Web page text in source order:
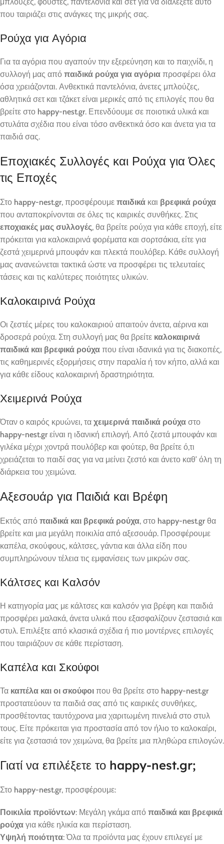
που ταιριάζει στις ανάγκες της μικρής σας.
Ρούχα για Αγόρια
Για τα αγόρια που αγαπούν την εξερεύνηση και το παιχνίδι, η
συλλογή μας από παιδικά ρούχα για αγόρια προσφέρει όλα
όσα χρειάζονται. Ανθεκτικά παντελόνια, άνετες μπλούζες,
αθλητικά σετ και τζάκετ είναι μερικές από τις επιλογές που θα
βρείτε στο happy-nest.gr. Επενδύουμε σε ποιοτικά υλικά και
στυλάτα σχέδια που είναι τόσο ανθεκτικά όσο και άνετα για τα
παιδιά σας.
Εποχιακές Συλλογές και Ρούχα για Όλες
τις Εποχές
Στο happy-nest.gr, προσφέρουμε παιδικά και βρεφικά ρούχα
που ανταποκρίνονται σε όλες τις καιρικές συνθήκες. Στις
εποχιακές μας συλλογές, θα βρείτε ρούχα για κάθε εποχή, είτε
πρόκειται για καλοκαιρινά φορέματα και σορτσάκια, είτε για
ζεστά χειμερινά μπουφάν και πλεκτά πουλόβερ. Κάθε συλλογή
μας ανανεώνεται τακτικά ώστε να προσφέρει τις τελευταίες
τάσεις και τις καλύτερες ποιότητες υλικών.
Καλοκαιρινά Ρούχα
Οι ζεστές μέρες του καλοκαιριού απαιτούν άνετα, αέρινα και
δροσερά ρούχα. Στη συλλογή μας θα βρείτε καλοκαιρινά
παιδικά και βρεφικά ρούχα που είναι ιδανικά για τις διακοπές,
τις καθημερινές εξορμήσεις στην παραλία ή τον κήπο, αλλά και
για κάθε είδους καλοκαιρινή δραστηριότητα.
Χειμερινά Ρούχα
Όταν ο καιρός κρυώνει, τα χειμερινά παιδικά ρούχα στο
happy-nest.gr είναι η ιδανική επιλογή. Από ζεστά μπουφάν και
γιλέκα μέχρι χοντρά πουλόβερ και φούτερ, θα βρείτε ό,τι
χρειάζεται το παιδί σας για να μείνει ζεστό και άνετο καθ’ όλη τη
διάρκεια του χειμώνα.
Αξεσουάρ για Παιδιά και Βρέφη
Εκτός από παιδικά και βρεφικά ρούχα, στο happy-nest.gr θα
βρείτε και μια μεγάλη ποικιλία από αξεσουάρ. Προσφέρουμε
καπέλα, σκούφους, κάλτσες, γάντια και άλλα είδη που
συμπληρώνουν τέλεια τις εμφανίσεις των μικρών σας.
Κάλτσες και Καλσόν
Η κατηγορία μας με κάλτσες και καλσόν για βρέφη και παιδιά
προσφέρει μαλακά, άνετα υλικά που εξασφαλίζουν ζεστασιά και
στυλ. Επιλέξτε από κλασικά σχέδια ή πιο μοντέρνες επιλογές
που ταιριάζουν σε κάθε περίσταση.
Καπέλα και Σκούφοι
Τα καπέλα και οι σκούφοι που θα βρείτε στο happy-nest.gr
προστατεύουν τα παιδιά σας από τις καιρικές συνθήκες,
προσθέτοντας ταυτόχρονα μια χαριτωμένη πινελιά στο στυλ
τους. Είτε πρόκειται για προστασία από τον ήλιο το καλοκαίρι,
είτε για ζεστασιά τον χειμώνα, θα βρείτε μια πληθώρα επιλογών.
Γιατί να επιλέξετε το happy-nest.gr;
Στο happy-nest.gr, προσφέρουμε:
Ποικιλία προϊόντων: Μεγάλη γκάμα από παιδικά και βρεφικά
ρούχα για κάθε ηλικία και περίσταση.
Υψηλή ποιότητα: Όλα τα προϊόντα μας έχουν επιλεγεί με